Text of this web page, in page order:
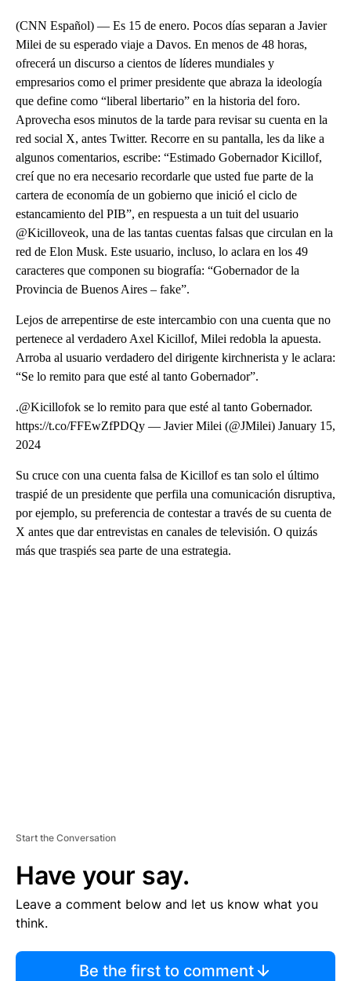
(CNN Español) — Es 15 de enero. Pocos días separan a Javier
Milei de su esperado viaje a Davos. En menos de 48 horas,
ofrecerá un discurso a cientos de líderes mundiales y
empresarios como el primer presidente que abraza la ideología
que define como “liberal libertario” en la historia del foro.
Aprovecha esos minutos de la tarde para revisar su cuenta en la
red social X, antes Twitter. Recorre en su pantalla, les da like a
algunos comentarios, escribe: “Estimado Gobernador Kicillof,
creí que no era necesario recordarle que usted fue parte de la
cartera de economía de un gobierno que inició el ciclo de
estancamiento del PIB”, en respuesta a un tuit del usuario
@Kicilloveok, una de las tantas cuentas falsas que circulan en la
red de Elon Musk. Este usuario, incluso, lo aclara en los 49
caracteres que componen su biografía: “Gobernador de la
Provincia de Buenos Aires – fake”.
Lejos de arrepentirse de este intercambio con una cuenta que no
pertenece al verdadero Axel Kicillof, Milei redobla la apuesta.
Arroba al usuario verdadero del dirigente kirchnerista y le aclara:
“Se lo remito para que esté al tanto Gobernador”.
.@Kicillofok se lo remito para que esté al tanto Gobernador.
https://t.co/FFEwZfPDQy — Javier Milei (@JMilei) January 15,
2024
Su cruce con una cuenta falsa de Kicillof es tan solo el último
traspié de un presidente que perfila una comunicación disruptiva,
por ejemplo, su preferencia de contestar a través de su cuenta de
X antes que dar entrevistas en canales de televisión. O quizás
más que traspiés sea parte de una estrategia.
Start the Conversation
Have your say.
Leave a comment below and let us know what you
think.
Be the first to comment